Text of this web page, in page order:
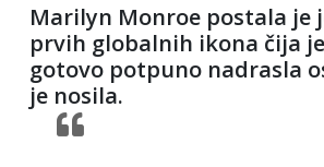
Marilyn Monroe postala je
prvih globalnih ikona čija
gotovo potpuno nadrasla
je nosila.